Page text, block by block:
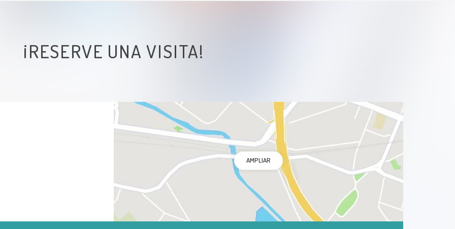
¡RESERVE UNA VISITA!
AMPLIAR